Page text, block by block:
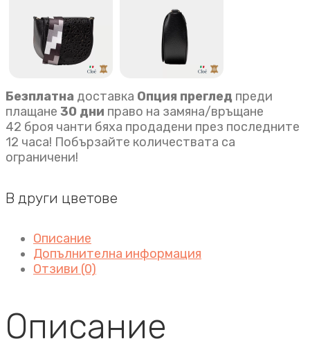
Безплатна доставка Опция преглед преди
плащане 30 дни право на замяна/връщане
42 броя чанти бяха продадени през последните
12 часа! Побързайте количествата са
ограничени!
В други цветове
Описание
Допълнителна информация
Отзиви (0)
Описание